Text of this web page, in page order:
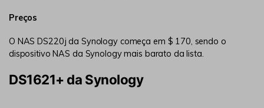
Preços
O NAS DS220j da Synology começa em $ 170, sendo o
dispositivo NAS da Synology mais barato da lista.
DS1621+ da Synology